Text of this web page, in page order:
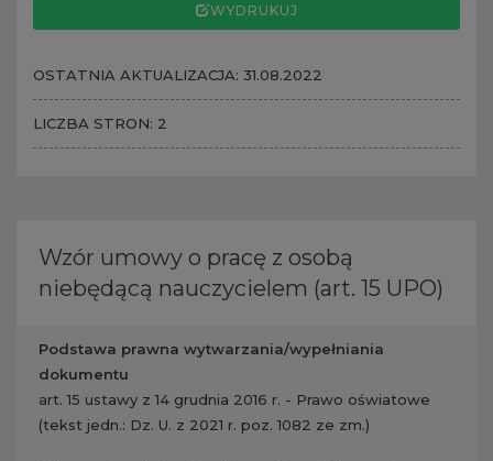
WYDRUKUJ
OSTATNIA AKTUALIZACJA: 31.08.2022
LICZBA STRON: 2
Wzór umowy o pracę z osobą
niebędącą nauczycielem (art. 15 UPO)
Podstawa prawna wytwarzania/wypełniania
dokumentu
art. 15 ustawy z 14 grudnia 2016 r. - Prawo oświatowe
(tekst jedn.: Dz. U. z 2021 r. poz. 1082 ze zm.)